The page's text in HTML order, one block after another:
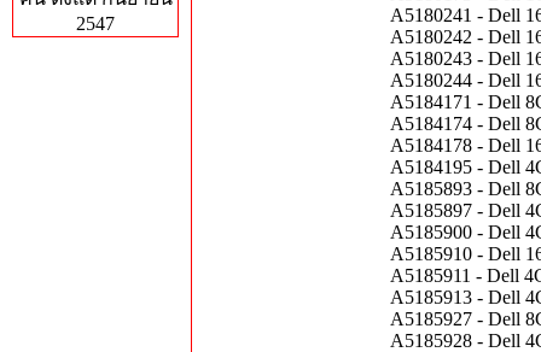
2547
A5180241 - Dell
A5180242 - Dell
A5180243 - Dell
A5180244 - Dell
A5184171 - Dell
A5184174 - Dell
A5184178 - Dell
A5184195 - Dell
A5185893 - Dell
A5185897 - Dell
A5185900 - Dell
A5185910 - Dell
A5185911 - Dell
A5185913 - Dell
A5185927 - Dell
A5185928 - Dell